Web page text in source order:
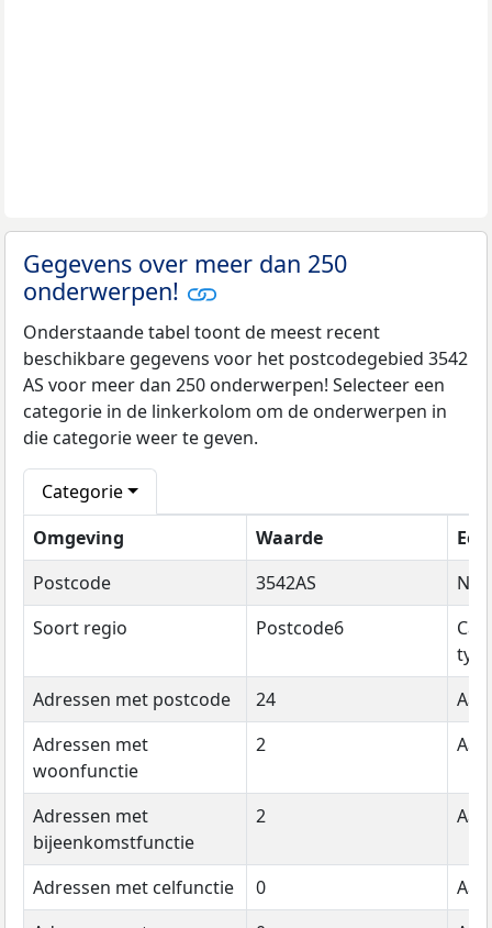
Gegevens over meer dan 250
onderwerpen!
Onderstaande tabel toont de meest recent
beschikbare gegevens voor het postcodegebied 3542
AS voor meer dan 250 onderwerpen! Selecteer een
categorie in de linkerkolom om de onderwerpen in
die categorie weer te geven.
Categorie
Omgeving
Waarde
Postcode
3542AS
Soort regio
Postcode6
type
Adressen met postcode
24
Adressen met
woonfunctie
2
Adressen met
bijeenkomstfunctie
2
Adressen met celfunctie 0